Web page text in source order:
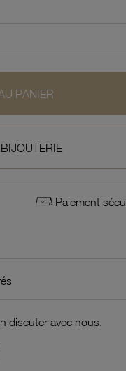
PANIER
Paiement
discuter avec nous.